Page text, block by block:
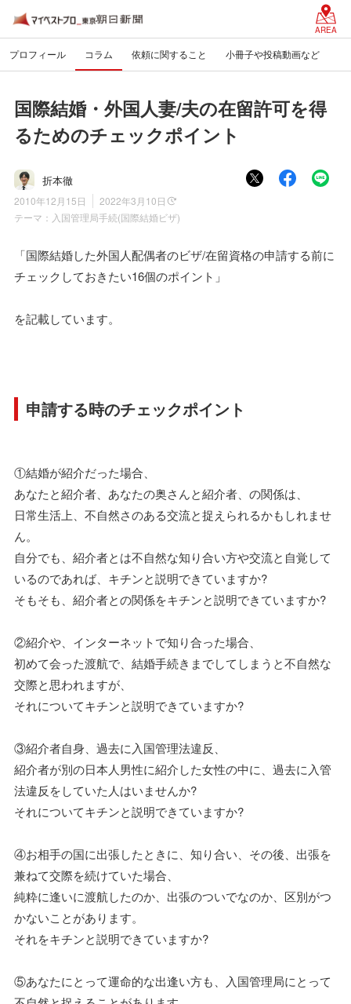
AREA
プロフィール コラム 依頼に関すること 小冊子や投稿動画など
国際結婚・外国人妻/夫の在留許可を得
るためのチェックポイント
折本徹
2010年12月15日
2022年3月10日
テーマ： 入国管理局手続(国際結婚ビザ)
「国際結婚した外国人配偶者のビザ/在留資格の申請する前に
チェックしておきたい16個のポイント」
を記載しています。
申請する時のチェックポイント
①結婚が紹介だった場合、
あなたと紹介者、あなたの奥さんと紹介者、の関係は、
日常生活上、不自然さのある交流と捉えられるかもしれませ
ん。
自分でも、紹介者とは不自然な知り合い方や交流と自覚して
いるのであれば、キチンと説明できていますか?
そもそも、紹介者との関係をキチンと説明できていますか?
②紹介や、インターネットで知り合った場合、
初めて会った渡航で、結婚手続きまでしてしまうと不自然な
交際と思われますが、
それについてキチンと説明できていますか?
③紹介者自身、過去に入国管理法違反、
紹介者が別の日本人男性に紹介した女性の中に、過去に入管
法違反をしていた人はいませんか?
それについてキチンと説明できていますか?
④お相手の国に出張したときに、知り合い、その後、出張を
兼ねて交際を続けていた場合、
純粋に逢いに渡航したのか、出張のついでなのか、区別がつ
かないことがあります。
それをキチンと説明できていますか?
⑤あなたにとって運命的な出逢い方も、入国管理局にとって